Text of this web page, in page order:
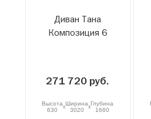
Диван Тана
Композиция 6
271 720 руб.
Высота
630
xШирина
3020
xГлубина
1660